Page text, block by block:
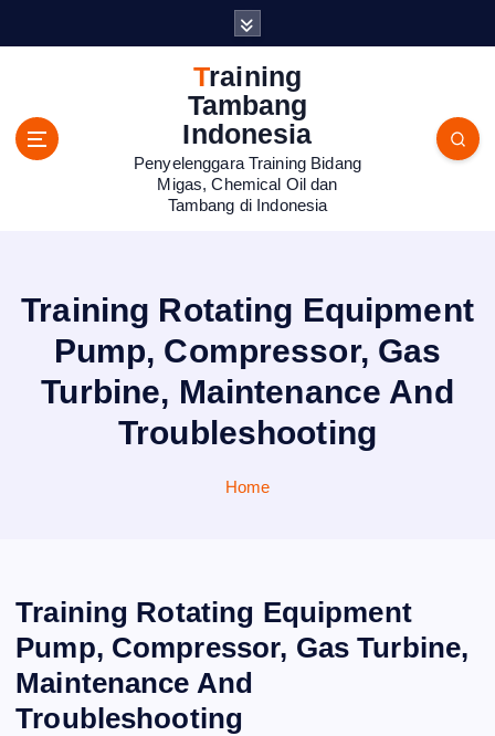
Training
Tambang
Indonesia
Penyelenggara Training Bidang
Migas, Chemical Oil dan
Tambang di Indonesia
Training Rotating Equipment
Pump, Compressor, Gas
Turbine, Maintenance And
Troubleshooting
Home
Training Rotating Equipment
Pump, Compressor, Gas Turbine,
Maintenance And
Troubleshooting